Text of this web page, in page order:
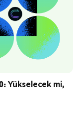
Yükselecek mi,